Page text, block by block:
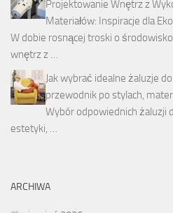
Projektowanie Wnętrz z
Materiałów: Inspiracje dla
W dobie rosnącej troski o
wnętrz z …
Jak wybrać idealne żaluzje
przewodnik po stylach,
Wybór odpowiednich żaluzji
estetyki, …
ARCHIWA